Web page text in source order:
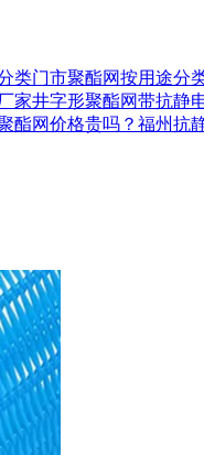
类门市聚酯网按用途分
家井字形聚酯网带抗静
酯网价格贵吗？ 福州抗